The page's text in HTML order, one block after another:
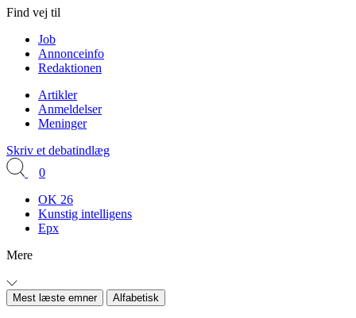
Find vej til
Job
Annonceinfo
Redaktionen
Artikler
Anmeldelser
Meninger
Skriv et debatindlæg
0
OK 26
Kunstig intelligens
Epx
Mere
Mest læste emner Alfabetisk